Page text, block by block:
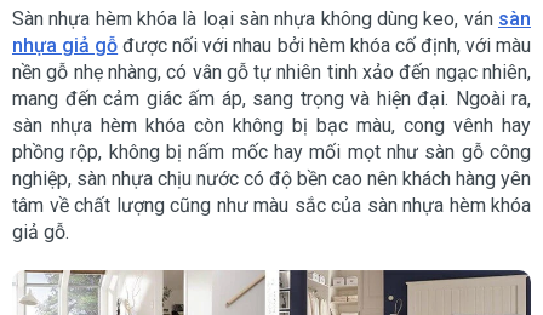
Sàn nhựa hèm khóa là loại sàn nhựa không dùng keo, ván sàn
nhựa giả gỗ được nối với nhau bởi hèm khóa cố định, với màu
nền gỗ nhẹ nhàng, có vân gỗ tự nhiên tinh xảo đến ngạc nhiên,
mang đến cảm giác ấm áp, sang trọng và hiện đại. Ngoài ra,
sàn nhựa hèm khóa còn không bị bạc màu, cong vênh hay
phồng rộp, không bị nấm mốc hay mối mọt như sàn gỗ công
nghiệp, sàn nhựa chịu nước có độ bền cao nên khách hàng yên
tâm về chất lượng cũng như màu sắc của sàn nhựa hèm khóa
giả gỗ.